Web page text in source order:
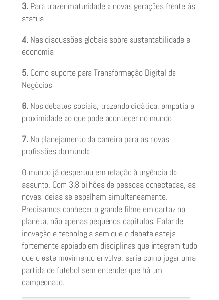
3.Para trazer maturidade à novas gerações frente às
status
4.Nas discussões globais sobre sustentabilidade e
economia
5.Como suporte para Transformação Digital de
Negócios
6.Nos debates sociais, trazendo didática, empatia e
proximidade ao que pode acontecer no mundo
7.No planejamento da carreira para as novas
profissões do mundo
O mundo já despertou em relação à urgência do
assunto. Com 3,8 bilhões de pessoas conectadas, as
novas ideias se espalham simultaneamente.
Precisamos conhecer o grande filme em cartaz no
planeta, não apenas pequenos capítulos. Falar de
inovação e tecnologia sem que o debate esteja
fortemente apoiado em disciplinas que integrem tudo
que o este movimento envolve, seria como jogar uma
partida de futebol sem entender que há um
campeonato.